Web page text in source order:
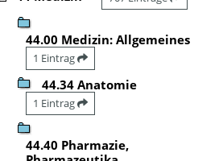
44.00 Medizin: Allgemeines
1 Eintrag
44.34 Anatomie
1 Eintrag
44.40 Pharmazie,